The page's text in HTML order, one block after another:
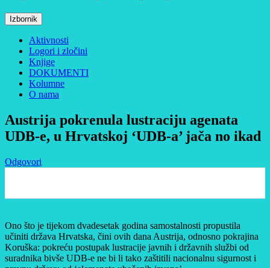
Izbornik
Aktivnosti
Logori i zločini
Knjige
DOKUMENTI
Kolumne
O nama
Austrija pokrenula lustraciju agenata
UDB-e, u Hrvatskoj ‘UDB-a’ jača no ikad
Odgovori
Ono što je tijekom dvadesetak godina samostalnosti propustila
učiniti država Hrvatska, čini ovih dana Austrija, odnosno pokrajina
Koruška: pokreću postupak lustracije javnih i državnih službi od
suradnika bivše UDB-e ne bi li tako zaštitili nacionalnu sigurnost i